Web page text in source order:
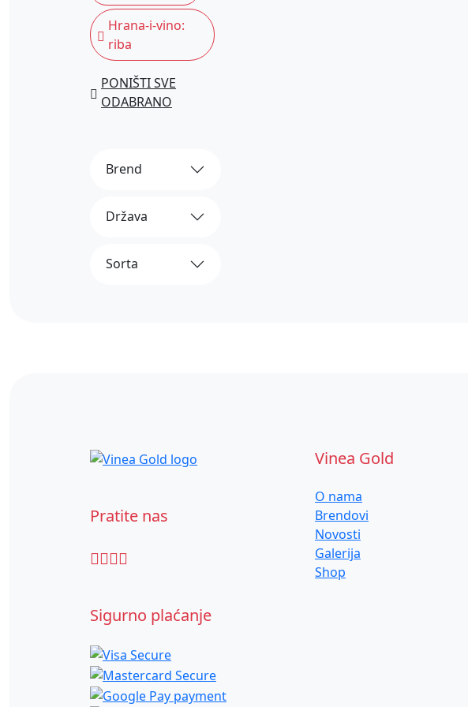
Hrana-i-vino:
riba
PONIŠTI SVE
ODABRANO
Brend
Država
Sorta
Pratite nas
Sigurno plaćanje
Vinea Gold
O nama
Brendovi
Novosti
Galerija
Shop